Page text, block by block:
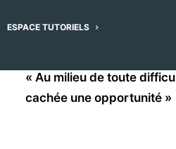
ESPACE TUTORIELS
« Au milieu de toute
cachée une